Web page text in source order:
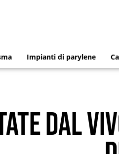
Impianti di parylene
DAL